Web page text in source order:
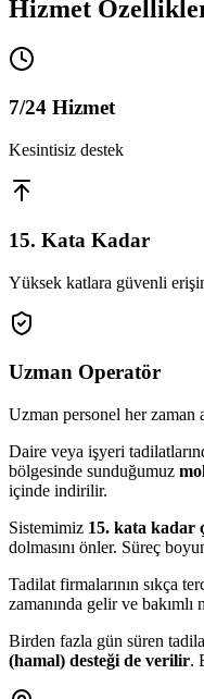
Hizmet
7/24 Hizmet
Kesintisiz destek
15. Kata Kadar
Yüksek katlara güvenli
Uzman Operatör
Uzman personel her zaman
Daire veya işyeri
bölgesinde sunduğumuz
içinde indirilir.
Sistemimiz 15. kata kadar
dolmasını önler. Süreç
Tadilat firmalarının sıkça
zamanında gelir ve
Birden fazla gün süren
(hamal) desteği de verilir.